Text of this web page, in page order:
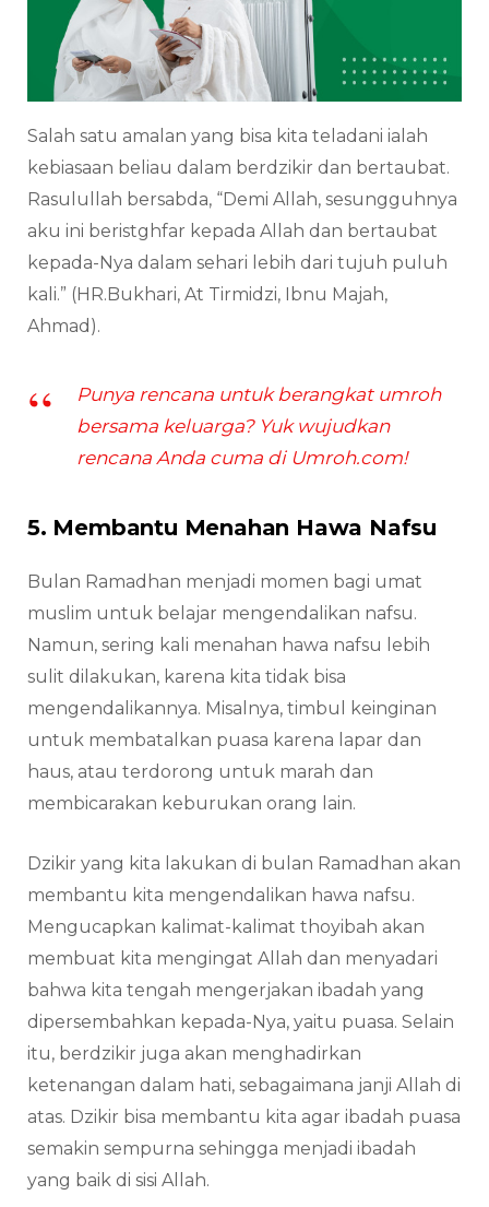
Salah satu amalan yang bisa kita teladani ialah
kebiasaan beliau dalam berdzikir dan bertaubat.
Rasulullah bersabda, “Demi Allah, sesungguhnya
aku ini beristghfar kepada Allah dan bertaubat
kepada-Nya dalam sehari lebih dari tujuh puluh
kali.” (HR.Bukhari, At Tirmidzi, Ibnu Majah,
Ahmad).
Punya rencana untuk berangkat umroh
bersama keluarga? Yuk wujudkan
rencana Anda cuma di Umroh.com!
5. Membantu Menahan Hawa Nafsu
Bulan Ramadhan menjadi momen bagi umat
muslim untuk belajar mengendalikan nafsu.
Namun, sering kali menahan hawa nafsu lebih
sulit dilakukan, karena kita tidak bisa
mengendalikannya. Misalnya, timbul keinginan
untuk membatalkan puasa karena lapar dan
haus, atau terdorong untuk marah dan
membicarakan keburukan orang lain.
Dzikir yang kita lakukan di bulan Ramadhan akan
membantu kita mengendalikan hawa nafsu.
Mengucapkan kalimat-kalimat thoyibah akan
membuat kita mengingat Allah dan menyadari
bahwa kita tengah mengerjakan ibadah yang
dipersembahkan kepada-Nya, yaitu puasa. Selain
itu, berdzikir juga akan menghadirkan
ketenangan dalam hati, sebagaimana janji Allah di
atas. Dzikir bisa membantu kita agar ibadah puasa
semakin sempurna sehingga menjadi ibadah
yang baik di sisi Allah.